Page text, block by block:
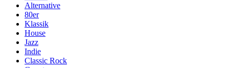
Alternative
80er
Klassik
House
Jazz
Indie
Classic Rock